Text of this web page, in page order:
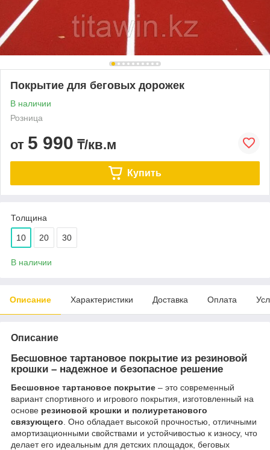
Покрытие для беговых дорожек
В наличии
Розница
от 5 990 ₸/кв.м
Купить
Толщина
10 20 30
В наличии
Описание Характеристики Доставка Оплата
Описание
Бесшовное тартановое покрытие из резиновой
крошки – надежное и безопасное решение
Бесшовное тартановое покрытие – это современный
вариант спортивного и игрового покрытия, изготовленный на
основе резиновой крошки и полиуретанового
связующего . Оно обладает высокой прочностью, отличными
амортизационными свойствами и устойчивостью к износу, что
делает его идеальным для детских площадок, беговых